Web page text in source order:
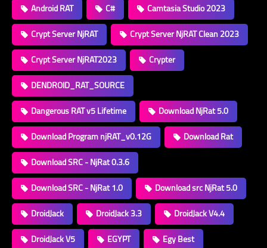
Android RAT C#
Camtasia Studio 2023
Crypt Server NjRAT
Crypt Server NjRAT Clean 2023
Crypt Server NjRAT2023
Crypter
DENDROID_RAT_SOURCE
Dangerous RAT v5 Lifetime
Download NjRat 5.0
Download Program njRAT_v0.12G
Download Rat
Download SRC - NjRat 0.3.6
Download SRC - NjRat 1.0
Download src NjRat 5.0
DroidJack
DroidJack 3.3
DroidJack V4.4
DroidJack V5
EGYPT
Egy Best